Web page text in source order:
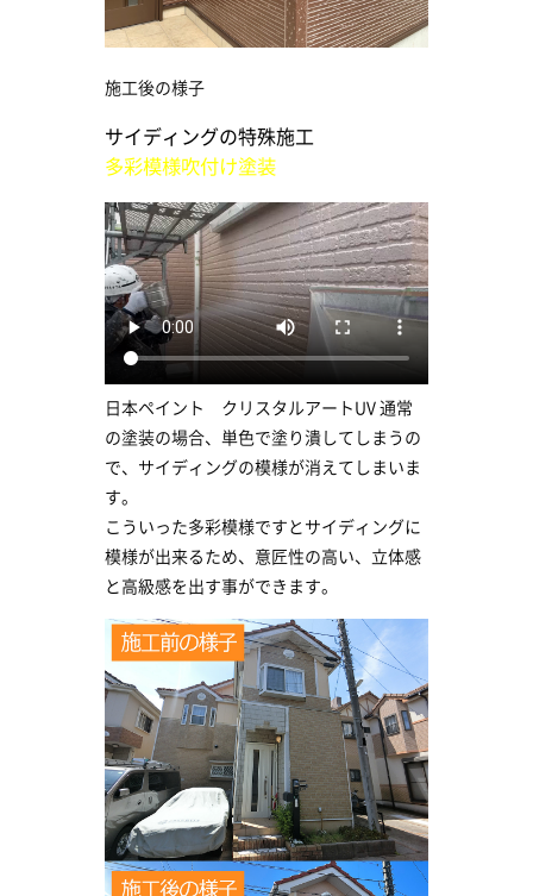
施工後の様子
サイディングの特殊施工
多彩模様吹付け塗装
日本ペイント クリスタルアートUV 通常
の塗装の場合、単色で塗り潰してしまうの
で、サイディングの模様が消えてしまいま
す。
こういった多彩模様ですとサイディングに
模様が出来るため、意匠性の高い、立体感
と高級感を出す事ができます。